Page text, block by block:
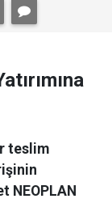
teslim
NEOPLAN